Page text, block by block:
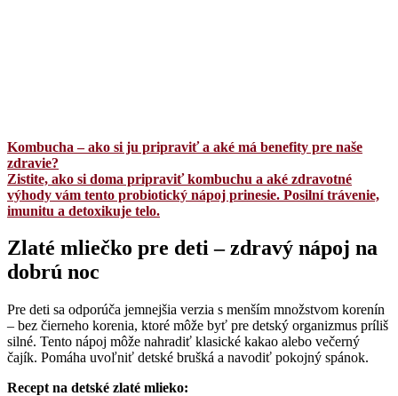
Kombucha – ako si ju pripraviť a aké má benefity pre naše
zdravie?
Zistite, ako si doma pripraviť kombuchu a aké zdravotné
výhody vám tento probiotický nápoj prinesie. Posilní trávenie,
imunitu a detoxikuje telo.
Zlaté mliečko pre deti – zdravý nápoj na
dobrú noc
Pre deti sa odporúča jemnejšia verzia s menším množstvom korenín
– bez čierneho korenia, ktoré môže byť pre detský organizmus príliš
silné. Tento nápoj môže nahradiť klasické kakao alebo večerný
čajík. Pomáha uvoľniť detské brušká a navodiť pokojný spánok.
Recept na detské zlaté mlieko: